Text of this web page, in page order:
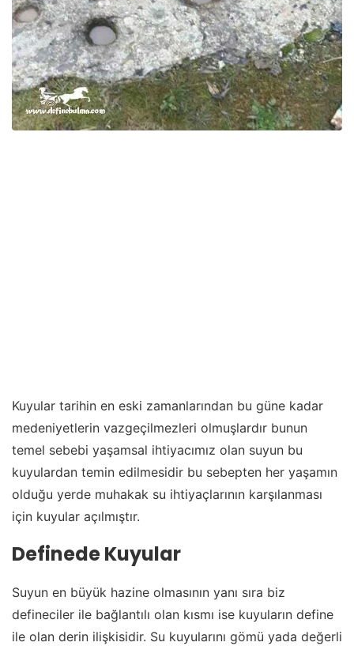
Kuyular tarihin en eski zamanlarından bu güne kadar
medeniyetlerin vazgeçilmezleri olmuşlardır bunun
temel sebebi yaşamsal ihtiyacımız olan suyun bu
kuyulardan temin edilmesidir bu sebepten her yaşamın
olduğu yerde muhakak su ihtiyaçlarının karşılanması
için kuyular açılmıştır.
Definede Kuyular
Suyun en büyük hazine olmasının yanı sıra biz
defineciler ile bağlantılı olan kısmı ise kuyuların define
ile olan derin ilişkisidir. Su kuyularını gömü yada değerli